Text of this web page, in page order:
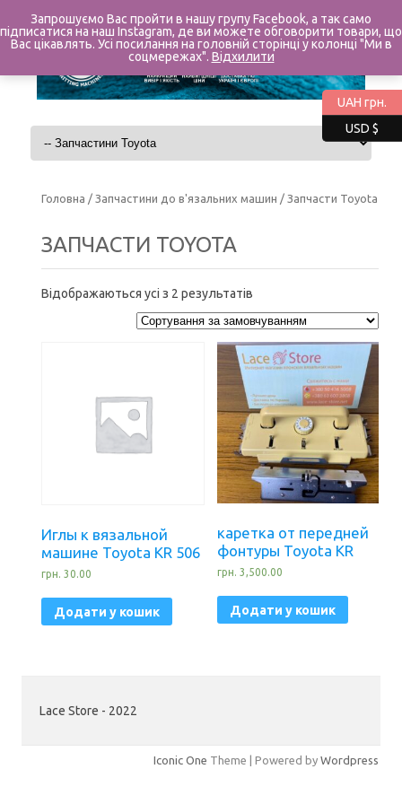
Перейти до контенту
Головна / Запчастини до в'язальних машин / Запчасти Toyota
ЗАПЧАСТИ TOYOTA
Відображаються усі з 2 результатів
Иглы к вязальной
машине Toyota KR 506
грн. 30.00
Додати у кошик
каретка от передней
фонтуры Toyota KR
грн. 3,500.00
Додати у кошик
Lace Store - 2022
Iconic One Theme | Powered by Wordpress
UAH грн.
USD $
Запрошуємо Вас пройти в нашу групу Facebook, а так само
підписатися на наш Instagram, де ви можете обговорити товари, що
Вас цікавлять. Усі посилання на головній сторінці у колонці "Ми в
соцмережах". Відхилити